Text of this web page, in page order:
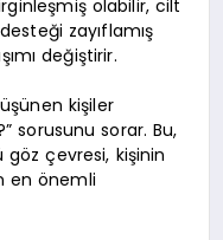
olabilir, cilt
zayıflamış
değiştirir.
kişiler
sorusunu sorar. Bu,
göz çevresi, kişinin
en önemli